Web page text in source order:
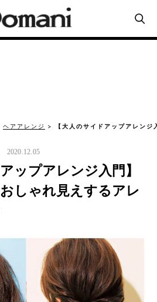
ヘアアレンジ 【大人のサイドアップアレン
2020.12.05
ップアレンジ入門】
しゃれ見えするアレ